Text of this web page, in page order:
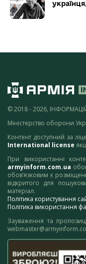
© 2018 - 2026,
Міністерство оборони
Контент доступний за
International license
При використанні
armyinform.com.ua
обов’язковим є
відкритого для
матеріал.
Політика користування
Політика використання
Зауваження та